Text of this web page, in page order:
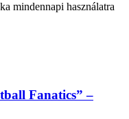
mindennapi használatra
Fanatics” –